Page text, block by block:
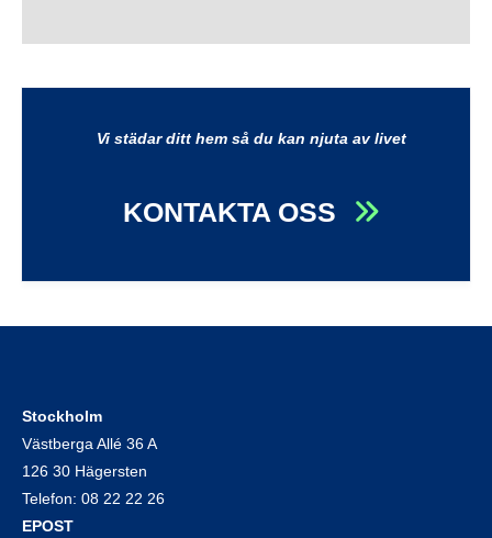
Vi städar ditt hem så du kan njuta av livet
KONTAKTA OSS
Stockholm
Västberga Allé 36 A
126 30 Hägersten
Telefon: 08 22 22 26
EPOST